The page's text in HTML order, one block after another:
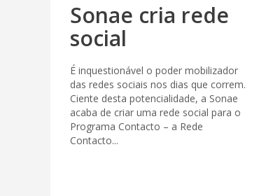
Sonae cria rede
social
É inquestionável o poder mobilizador
das redes sociais nos dias que correm.
Ciente desta potencialidade, a Sonae
acaba de criar uma rede social para o
Programa Contacto – a Rede
Contacto...